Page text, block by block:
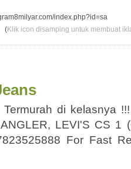
index.php?id=sa
(Klik icon disamping untuk membuat
di kelasnya
LEVI'S CS 1
For Fast